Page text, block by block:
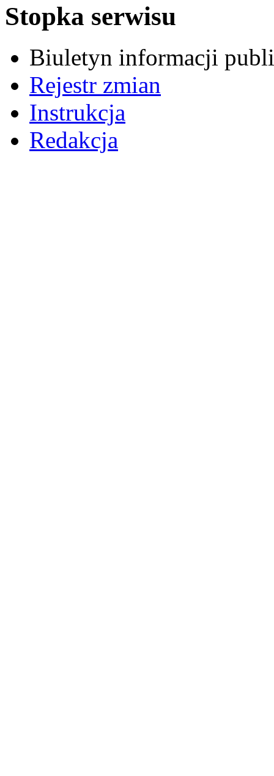
Stopka serwisu
Biuletyn informacji
Rejestr zmian
Instrukcja
Redakcja